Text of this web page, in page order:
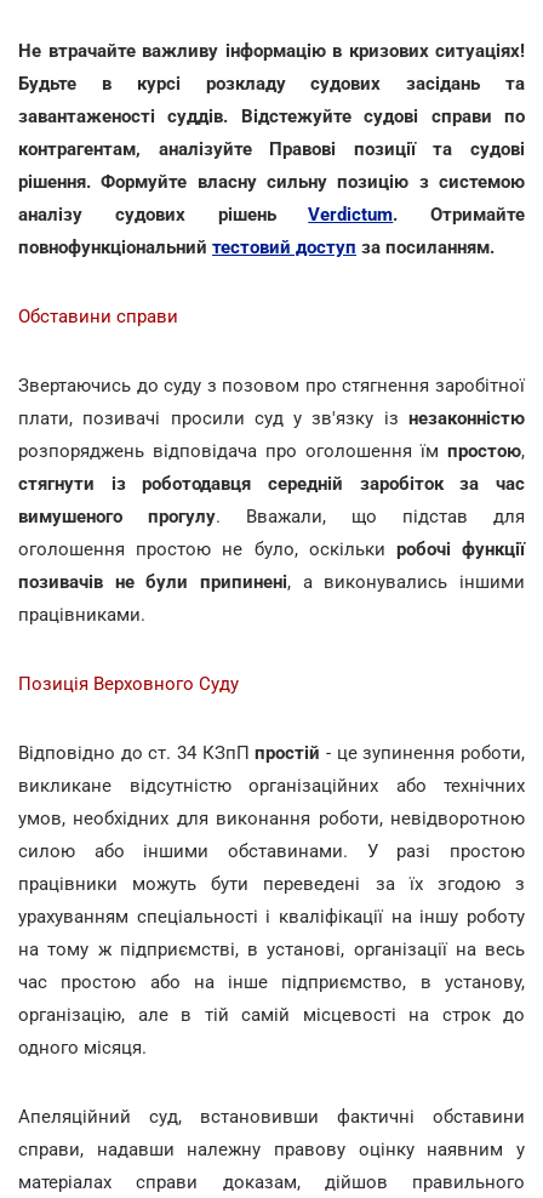
Не втрачайте важливу інформацію в кризових ситуаціях!
Будьте в курсі розкладу судових засідань та
завантаженості суддів. Відстежуйте судові справи по
контрагентам, аналізуйте Правові позиції та судові
рішення. Формуйте власну сильну позицію з системою
аналізу судових рішеньVerdictum. Отримайте
повнофункціональний тестовий доступ за посиланням.
Обставини справи
Звертаючись до суду з позовом про стягнення заробітної
плати, позивачі просили суд у зв'язку із незаконністю
розпоряджень відповідача про оголошення їм простою,
стягнути із роботодавця середній заробіток за час
вимушеного прогулу. Вважали, що підстав для
оголошення простою не було, оскільки робочі функції
позивачів не були припинені, а виконувались іншими
працівниками.
Позиція Верховного Суду
Відповідно до ст. 34 КЗпПпростій - це зупинення роботи,
викликане відсутністю організаційних або технічних
умов, необхідних для виконання роботи, невідворотною
силою або іншими обставинами. У разі простою
працівники можуть бути переведені за їх згодою з
урахуванням спеціальності і кваліфікації на іншу роботу
на тому ж підприємстві, в установі, організації на весь
час простою або на інше підприємство, в установу,
організацію, але в тій самій місцевості на строк до
одного місяця.
Апеляційний суд, встановивши фактичні обставини
справи, надавши належну правову оцінку наявним у
матеріалах справи доказам, дійшов правильного